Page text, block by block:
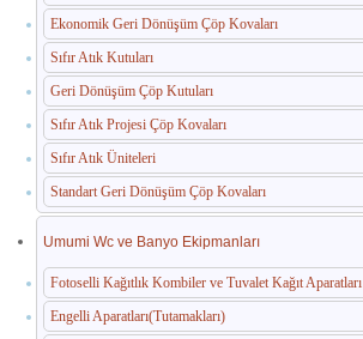
Ekonomik Geri Dönüşüm Çöp Kovaları
Sıfır Atık Kutuları
Geri Dönüşüm Çöp Kutuları
Sıfır Atık Projesi Çöp Kovaları
Sıfır Atık Üniteleri
Standart Geri Dönüşüm Çöp Kovaları
Umumi Wc ve Banyo Ekipmanları
Fotoselli Kağıtlık Kombiler ve Tuvalet Kağıt Aparatları
Engelli Aparatları(Tutamakları)